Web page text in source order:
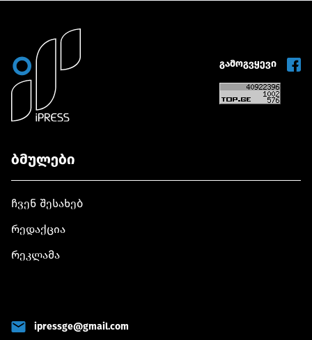
გამოგვყევი
ბმულები
ჩვენ შესახებ
რედაქცია
რეკლამა
ipressge@gmail.com